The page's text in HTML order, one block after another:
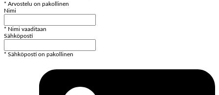
* Arvostelu on pakollinen
Nimi
* Nimi vaaditaan
Sähköposti
* Sähköposti on pakollinen